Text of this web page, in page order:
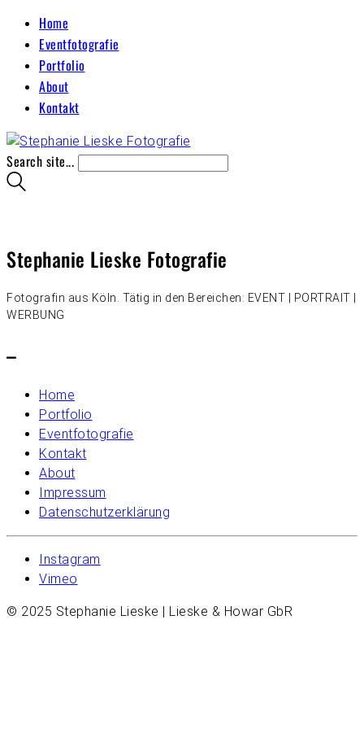
Home
Eventfotografie
Portfolio
About
Kontakt
Search site...
Stephanie Lieske Fotografie
Fotografin aus Köln. Tätig in den Bereichen: EVENT | PORTRAIT |
WERBUNG
–
Home
Portfolio
Eventfotografie
Kontakt
About
Impressum
Datenschutzerklärung
Instagram
Vimeo
© 2025 Stephanie Lieske | Lieske & Howar GbR